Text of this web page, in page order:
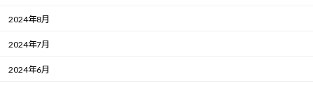
2024年8月
2024年7月
2024年6月